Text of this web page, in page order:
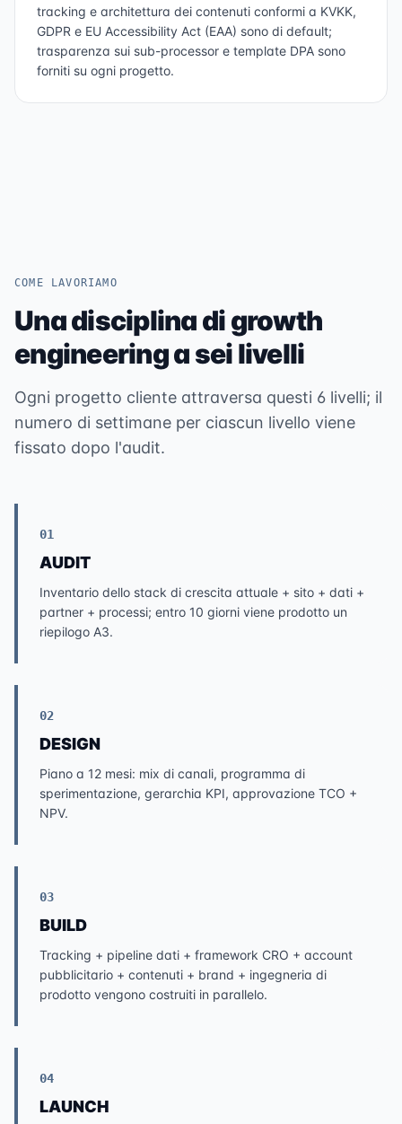
tracking e architettura dei contenuti conformi a KVKK,
GDPR e EU Accessibility Act (EAA) sono di default;
trasparenza sui sub-processor e template DPA sono
forniti su ogni progetto.
COME LAVORIAMO
Una disciplina di growth
engineering a sei livelli
Ogni progetto cliente attraversa questi 6 livelli; il
numero di settimane per ciascun livello viene
fissato dopo l'audit.
01
AUDIT
Inventario dello stack di crescita attuale + sito + dati +
partner + processi; entro 10 giorni viene prodotto un
riepilogo A3.
02
DESIGN
Piano a 12 mesi: mix di canali, programma di
sperimentazione, gerarchia KPI, approvazione TCO +
NPV.
03
BUILD
Tracking + pipeline dati + framework CRO + account
pubblicitario + contenuti + brand + ingegneria di
prodotto vengono costruiti in parallelo.
04
LAUNCH